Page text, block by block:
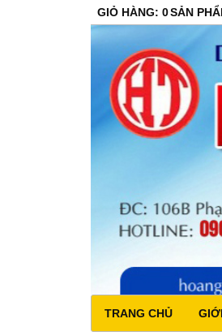
GIỎ HÀNG: 0SẢN
TRANG CHỦ